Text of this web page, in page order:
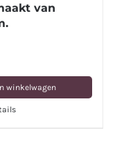
van
winkelwagen